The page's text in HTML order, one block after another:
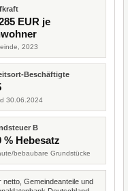
EUR je
2023
Beschäftigte
30.06.2024
B
% Hebesatz
bebaubare Grundstücke
Gemeindeanteile und